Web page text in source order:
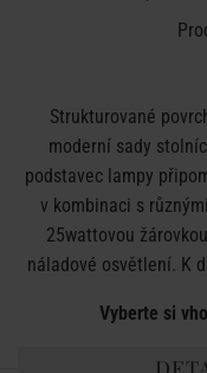
Strukturované
moderní sady
podstavec lampy
v kombinaci s
25wattovou
náladové osvětlení. K
Vyberte si